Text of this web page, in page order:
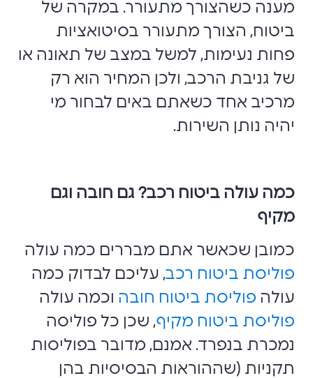
מענה כשהצורך מתעורר. במקרה של
ביטוח, הצורך מתעורר בסיטואציות
פחות נעימות, למשל במצב של תאונה או
של גניבת הרכב, ולכן המחיר הוא רק
מרכיב אחד כשאתם באים לבחור מי
יהיה נותן השירות.
כמה עולה ביטוח רכב? גם חובה וגם
מקיף
כמובן שכאשר אתם מבררים כמה עולה
פוליסת ביטוח רכב, עליכם לבדוק כמה
עולה פוליסת ביטוח חובה וכמה עולה
פוליסת ביטוח מקיף, שכן כל פוליסה
נמכרת בנפרד. אמנם, מדובר בפוליסות
תקניות (שההוראות הבסיסיות בהן